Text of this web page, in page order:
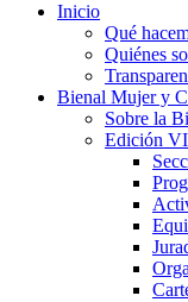
Inicio
Qué
Quiénes
Bienal Mujer y
Sobre la
Edición